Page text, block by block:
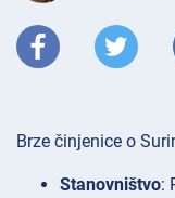
Brze činjenice o
Stanovništvo: